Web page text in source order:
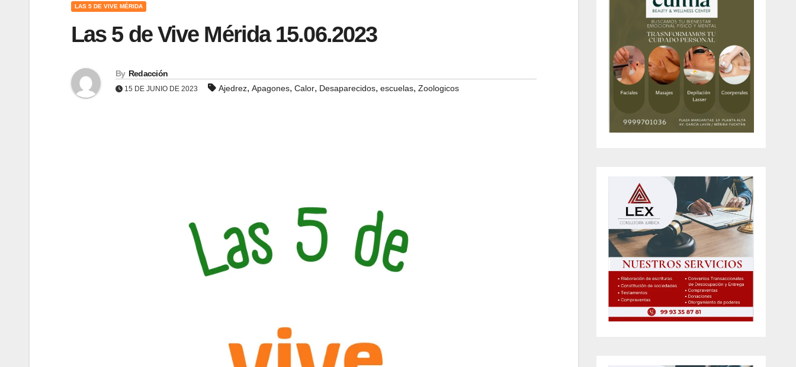
LAS 5 DE VIVE MÉRIDA
Las 5 de Vive Mérida 15.06.2023
By Redacción
15 DE JUNIO DE 2023 Ajedrez, Apagones, Calor, Desaparecidos, escuelas, Zoologicos